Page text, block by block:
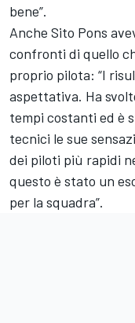
bene”.
Anche Sito Pons
confronti di quello
proprio pilota: “I
aspettativa. Ha
tempi costanti ed è
tecnici le sue
dei piloti più rapidi
questo è stato un
per la squadra”.